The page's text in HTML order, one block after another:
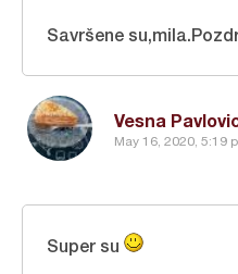
Vesna
May 16, 2020, 5:19
Savršene
Super su